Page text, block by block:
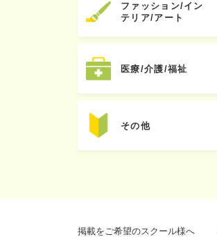
ファッション/イン
テリア/アート
医療/介護/福祉
その他
掲載をご希望のスクール様へ